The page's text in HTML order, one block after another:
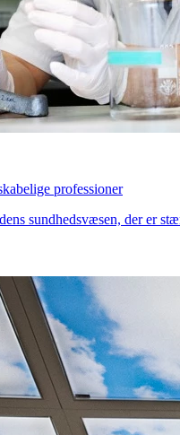
professioner
sundhedsvæsen, der er